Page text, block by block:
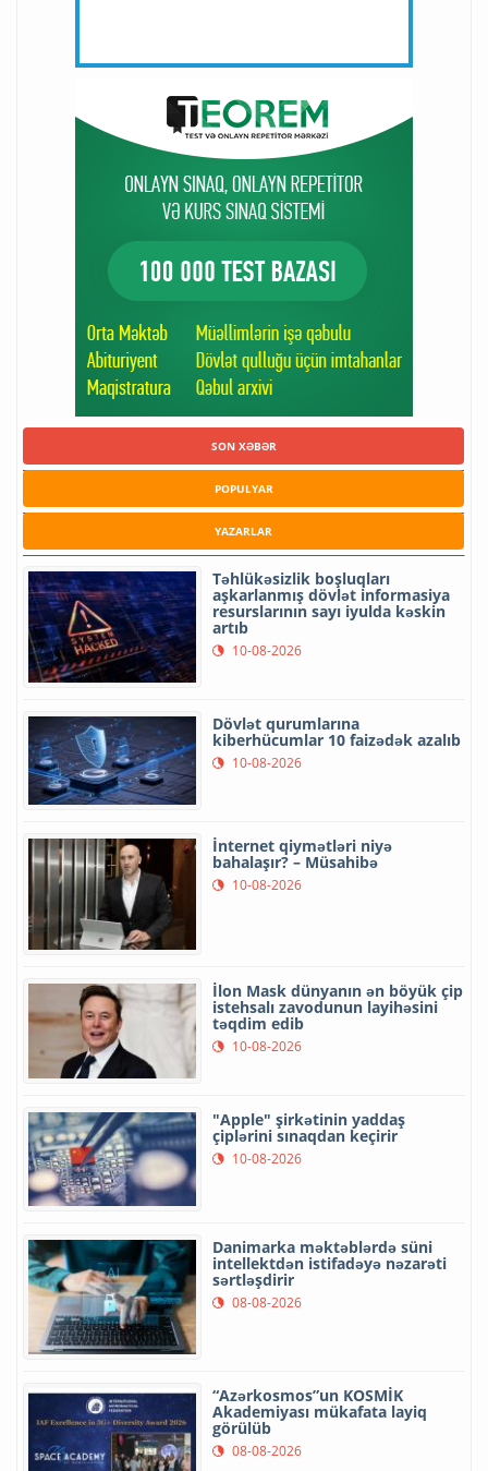
SON XƏBƏR
POPULYAR
YAZARLAR
Təhlükəsizlik boşluqları
aşkarlanmış dövlət informasiya
resurslarının sayı iyulda kəskin
artıb
10-08-2026
Dövlət qurumlarına
kiberhücumlar 10 faizədək azalıb
10-08-2026
İnternet qiymətləri niyə
bahalaşır? – Müsahibə
10-08-2026
İlon Mask dünyanın ən böyük çip
istehsalı zavodunun layihəsini
təqdim edib
10-08-2026
"Apple" şirkətinin yaddaş
çiplərini sınaqdan keçirir
10-08-2026
Danimarka məktəblərdə süni
intellektdən istifadəyə nəzarəti
sərtləşdirir
08-08-2026
“Azərkosmos”un KOSMİK
Akademiyası mükafata layiq
görülüb
08-08-2026